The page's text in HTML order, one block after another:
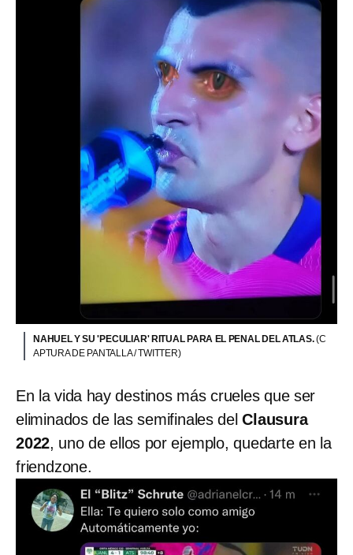
NAHUEL Y SU 'PECULIAR' RITUAL PARA EL PENAL DEL ATLAS.(C
APTURA DE PANTALLA / TWITTER)
En la vida hay destinos más crueles que ser
eliminados de las semifinales del Clausura
2022, uno de ellos por ejemplo, quedarte en la
friendzone.